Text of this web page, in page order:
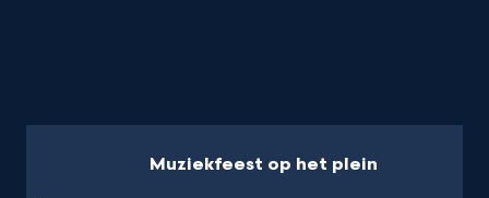
Muziekfeest op het plein